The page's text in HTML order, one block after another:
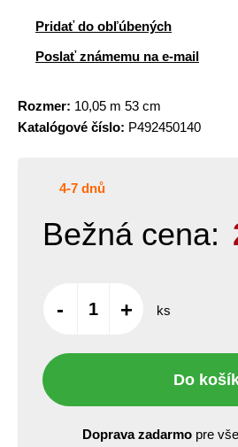
Pridať do obľúbených
Poslať známemu na e-mail
Rozmer: 10,05 m 53 cm
Katalógové číslo: P492450140
4-7 dnů
Bežná cena:
- + ks
Do
Doprava zadarmo pre